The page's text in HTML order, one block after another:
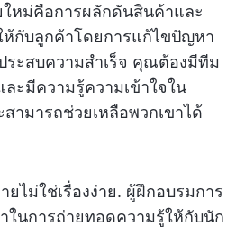
ใหม่คือการผลักดันสินค้าและ
กับลูกค้าโดยการแก้ไขปัญหา
ระสบความสำเร็จ คุณต้องมีทีม
ะมีความรู้ความเข้าใจใน
ามารถช่วยเหลือพวกเขาได้
ไม่ใช่เรื่องง่าย. ผู้ฝึกอบรมการ
ในการถ่ายทอดความรู้ให้กับนัก